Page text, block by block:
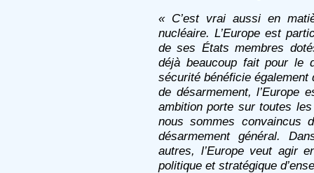
« C’est vrai aussi en
nucléaire. L’Europe est
de ses États membres
déjà beaucoup fait pour le
sécurité bénéficie
de désarmement, l’Europe
ambition porte sur toutes
nous sommes convaincus
désarmement général.
autres, l’Europe veut agir
politique et stratégique